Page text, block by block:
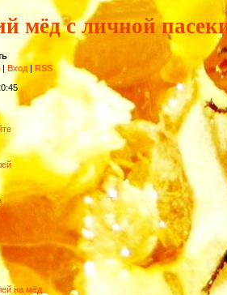
мёд с личной
| Вход | RSS
на мёд